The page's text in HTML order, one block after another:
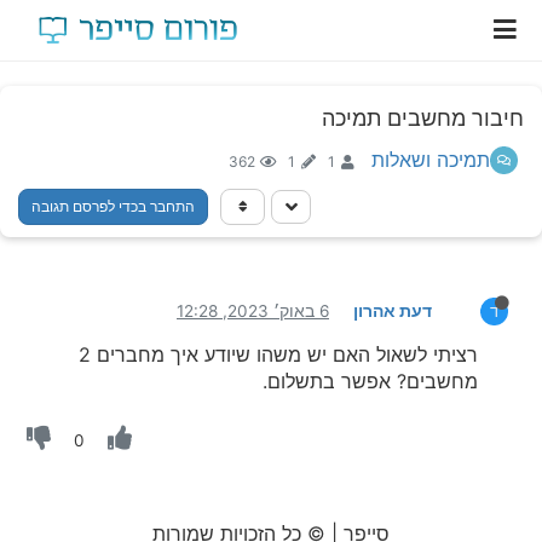
חיבור מחשבים תמיכה
תמיכה ושאלות 1
1
362
התחבר בכדי לפרסם תגובה
ד דעת אהרון 6 באוק׳ 2023, 12:28
רציתי לשאול האם יש משהו שיודע איך מחברים 2
מחשבים? אפשר בתשלום.
0
סייפר | © כל הזכויות שמורות